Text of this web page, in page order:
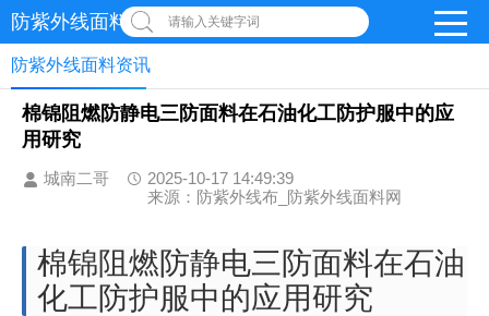
防紫外线面料网 请输入关键字词
防紫外线面料资讯
棉锦阻燃防静电三防面料在石油化工防护服中的应
用研究
城南二哥
2025-10-17 14:49:39
来源：防紫外线布_防紫外线面料网
棉锦阻燃防静电三防面料在石油
化工防护服中的应用研究